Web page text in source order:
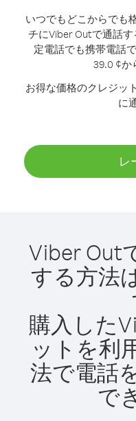
いつでもどこからでも
チにViber Outで通話す
定電話でも携帯電話
39.0 ¢か
お得な価格のクレジッ
に
レ
Viber Out
する方法
購入した
ットを利
法で電話
で